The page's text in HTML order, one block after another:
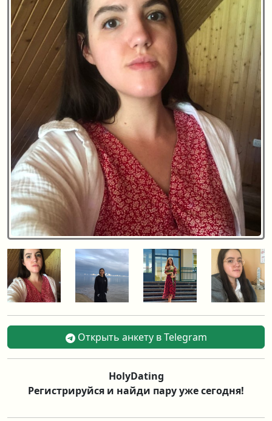
Открыть анкету в Telegram
HolyDating
Регистрируйся и найди пару уже сегодня!